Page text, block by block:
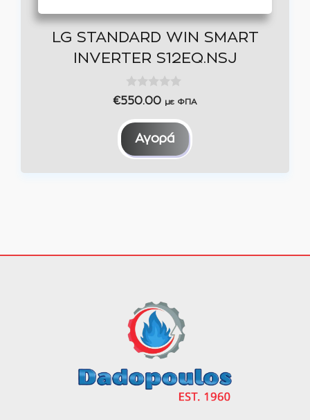
LG STANDARD WIN SMART
INVERTER S12EQ.NSJ
0
o
u
t
5
€550.00 με ΦΠΑ
Αγορά